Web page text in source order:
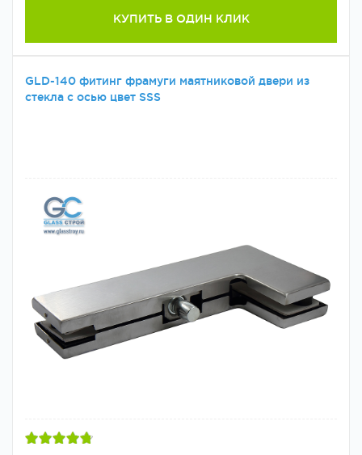
КУПИТЬ В ОДИН КЛИК
GLD-140 фитинг фрамуги маятниковой двери из
стекла с осью цвет SSS